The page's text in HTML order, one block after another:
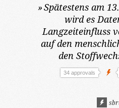
»Spätestens am
wird es
Langzeiteinfluss
auf den
den
34 approvals